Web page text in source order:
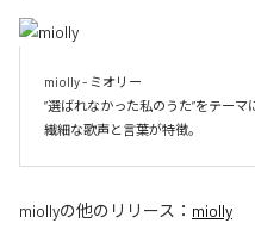
miolly - ミオリー
”選ばれなかった私のうた”をテーマ
miollyの他のリリース： miolly